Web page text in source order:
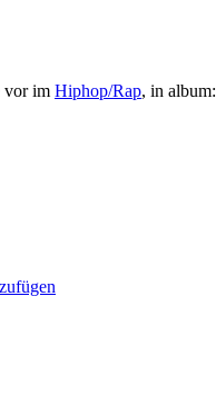
vorim Hiphop/Rap, in album: